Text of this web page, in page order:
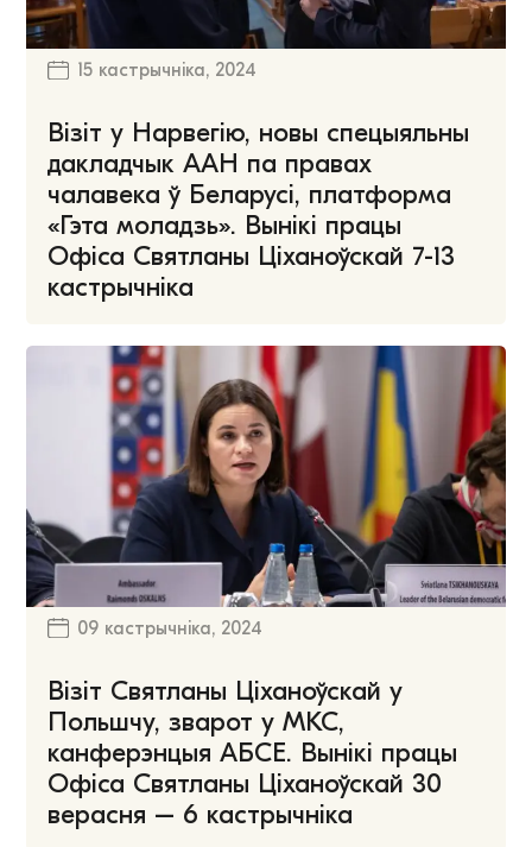
15 кастрычніка, 2024
Візіт у Нарвегію, новы спецыяльны
дакладчык ААН па правах
чалавека ў Беларусі, платформа
«Гэта моладзь». Вынікі працы
Офіса Святланы Ціханоўскай 7-13
кастрычніка
09 кастрычніка, 2024
Візіт Святланы Ціханоўскай у
Польшчу, зварот у МКС,
канферэнцыя АБСЕ. Вынікі працы
Офіса Святланы Ціханоўскай 30
верасня – 6 кастрычніка